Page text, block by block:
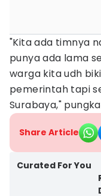
"Kita ada timnya
punya ada lama
warga kita udh
pemerintah tapi
Surabaya,"
Share Article
Curated For You